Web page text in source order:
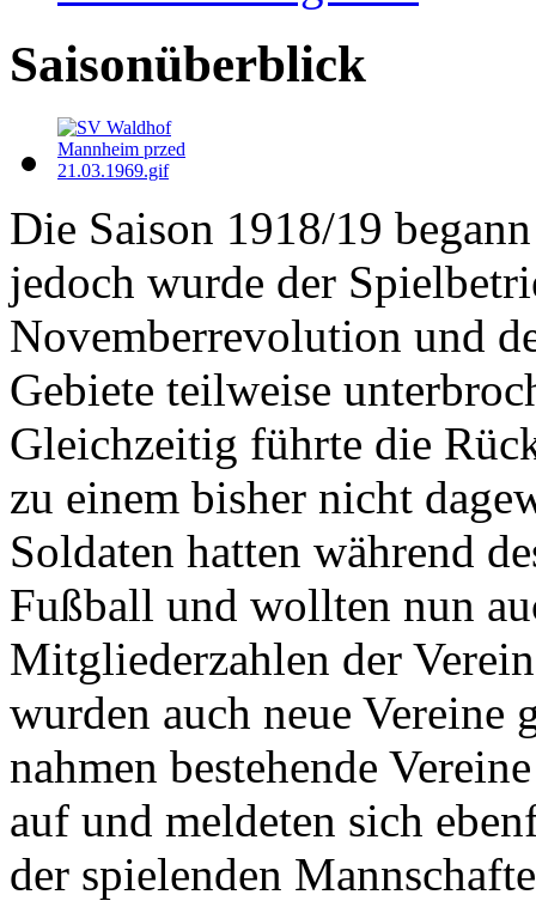
Saisonüberblick
Die Saison 1918/19
jedoch wurde der
Novemberrevolution und
Gebiete teilweise
Gleichzeitig führte die
zu einem bisher nicht
Soldaten hatten während
Fußball und wollten nun
Mitgliederzahlen der
wurden auch neue Vereine
nahmen bestehende
auf und meldeten sich
der spielenden